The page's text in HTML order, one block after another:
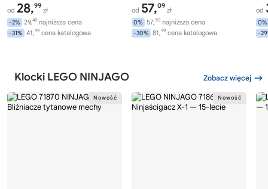
od 28,99
zł
-2% 29,48 najniższa cena
-31% 41,99 cena katalogowa
od 57,09
zł
0% 57,30 najniższa cena
-30% 81,99 cena katalogowa
od
0%
-
Klocki LEGO NINJAGO Zobacz więcej